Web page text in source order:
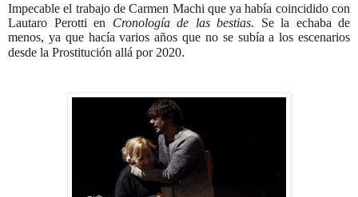
Impecable el trabajo de Carmen Machi que ya había coincidido con
Lautaro Perotti en Cronología de las bestias. Se la echaba de
menos, ya que hacía varios años que no se subía a los escenarios
desde la Prostitución allá por 2020.